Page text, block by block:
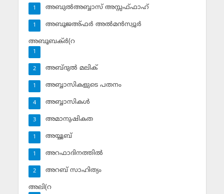
അബുല്‍അബ്ബാസ് അസ്സഫ്ഫാഹ്‌
1
അബൂജഅ്ഫര്‍ അല്‍മന്‍സ്വൂര്‍
1
അബൂബക്ര്‍(റ
1
അബ്ദുല്‍ മലിക്‌
2
അബ്ബാസികളുടെ പതനം
1
അബ്ബാസികള്‍
4
അമാനുഷികത
3
അയ്യൂബ്‌
1
അറഫാദിനത്തില്‍
1
അറബ് സാഹിത്യം
2
അലി(റ